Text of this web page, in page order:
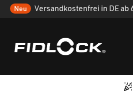
Neu Versandkostenfrei in DE ab